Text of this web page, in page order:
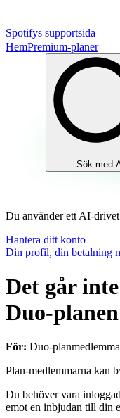
Spotifys supportsida
HemPremium-planer
Sök med
Du använder ett
Hantera ditt konto
Din profil, din betalning
Det går
Duo‑planen
För:
Plan‑medlemmarna kan
Du behöver vara
emot en inbjudan till din